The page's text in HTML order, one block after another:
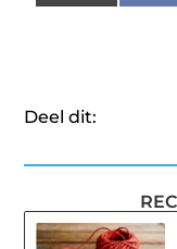
(Twitter)
Deel dit: